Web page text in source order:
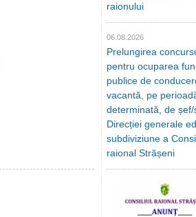
raionului
06.08.2026
Prelungirea
pentru ocuparea
publice de
vacantă, pe
determinată, de șef/
Direcției generale
subdiviziune a
raional Strășeni